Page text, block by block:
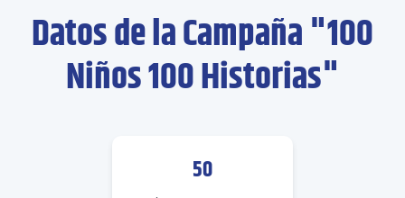
Datos de la Campaña "100
Niños 100 Historias"
50